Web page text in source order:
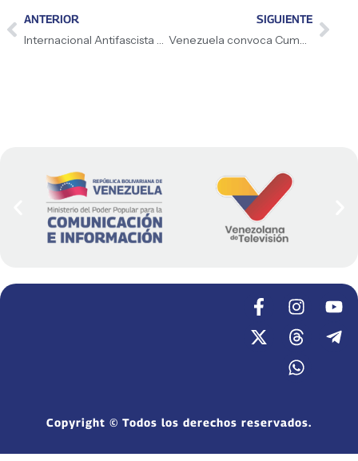
ANTERIOR
Internacional Antifascista condena ataque perpetrado por EE.UU. contra Irán
SIGUIENTE
Venezuela convoca Cumbre por la Paz mundial
Copyright © Todos los derechos reservados.